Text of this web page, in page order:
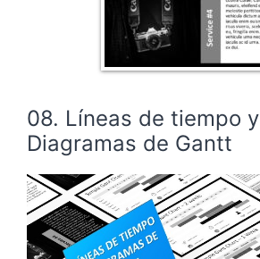
08. Líneas de tiempo y
Diagramas de Gantt